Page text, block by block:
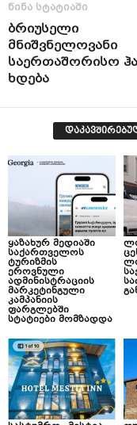
წინა სტატიაში
ბრიუსელი
მნიშვნელოვანი
საერთაშორისო
ხდება
ყაზახურ მედიაში
საქართველოს
ტურიზმის
ეროვნული
ადმინისტრაციის
მარკეტინგული
კამპანიის
ფარგლებში
სტატიები მომზადდა